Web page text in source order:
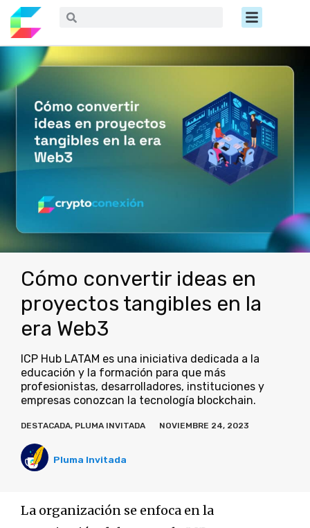
contenido
Buscar Menú
Cómo convertir ideas en
proyectos tangibles en la
era Web3
ICP Hub LATAM es una iniciativa dedicada a la
educación y la formación para que más
profesionistas, desarrolladores, instituciones y
empresas conozcan la tecnología blockchain.
DESTACADA, PLUMA INVITADA NOVIEMBRE 24, 2023
Pluma Invitada
La organización se enfoca en la